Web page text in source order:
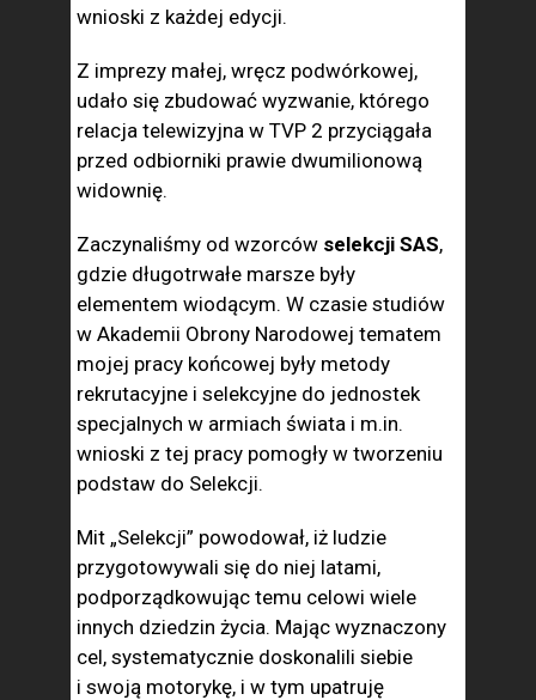
wnioski z każdej edycji.
Z imprezy małej, wręcz podwórkowej,
udało się zbudować wyzwanie, którego
relacja telewizyjna w TVP 2 przyciągała
przed odbiorniki prawie dwumilionową
widownię.
Zaczynaliśmy od wzorców selekcji SAS,
gdzie długotrwałe marsze były
elementem wiodącym. W czasie studiów
w Akademii Obrony Narodowej tematem
mojej pracy końcowej były metody
rekrutacyjne i selekcyjne do jednostek
specjalnych w armiach świata i m.in.
wnioski z tej pracy pomogły w tworzeniu
podstaw do Selekcji.
Mit „Selekcji” powodował, iż ludzie
przygotowywali się do niej latami,
podporządkowując temu celowi wiele
innych dziedzin życia. Mając wyznaczony
cel, systematycznie doskonalili siebie
i swoją motorykę, i w tym upatruję